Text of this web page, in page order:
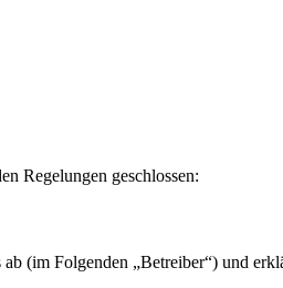
Regelungen geschlossen:
(im Folgenden „Betreiber“) und